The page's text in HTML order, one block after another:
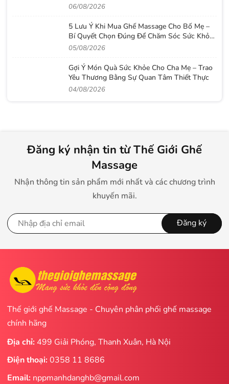
06/08/2026
5 Lưu Ý Khi Mua Ghế Massage Cho Bố Mẹ –
Bí Quyết Chọn Đúng Để Chăm Sóc Sức Khỏe
Lâu Dài
05/08/2026
Gợi Ý Món Quà Sức Khỏe Cho Cha Mẹ – Trao
Yêu Thương Bằng Sự Quan Tâm Thiết Thực
04/08/2026
Đăng ký nhận tin từ Thế Giới Ghế
Massage
Nhận thông tin sản phẩm mới nhất và các chương trình
khuyến mãi.
Đăng ký
Thế giới ghế Massage - Chuyên phân phối ghế massage
chính hãng
Địa chỉ: 499 Giải Phóng, Thanh Xuân, Hà Nội
Điện thoại:0358 11 8686
Email: nppmanhdanghb@gmail.com